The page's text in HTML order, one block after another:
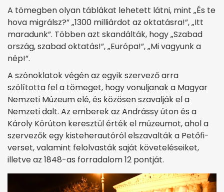
A tömegben olyan táblákat lehetett látni, mint „És te
hova migrálsz?” „1300 milliárdot az oktatásra!”, „Itt
maradunk”. Többen azt skandálták, hogy „Szabad
ország, szabad oktatás!”, „Európa!”, „Mi vagyunk a
nép!”.
A szónoklatok végén az egyik szervező arra
szólította fel a tömeget, hogy vonuljanak a Magyar
Nemzeti Múzeum elé, és közösen szavalják el a
Nemzeti dalt. Az emberek az Andrássy úton és a
Károly Körúton keresztül érték el múzeumot, ahol a
szervezők egy kisteherautóról elszavalták a Petőfi-
verset, valamint felolvasták saját követeléseiket,
illetve az 1848-as forradalom 12 pontját.